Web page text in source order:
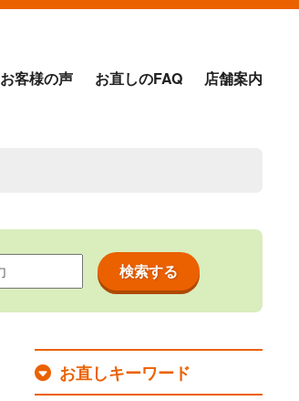
お客様の声 お直しのFAQ 店舗案内
お直しキーワード